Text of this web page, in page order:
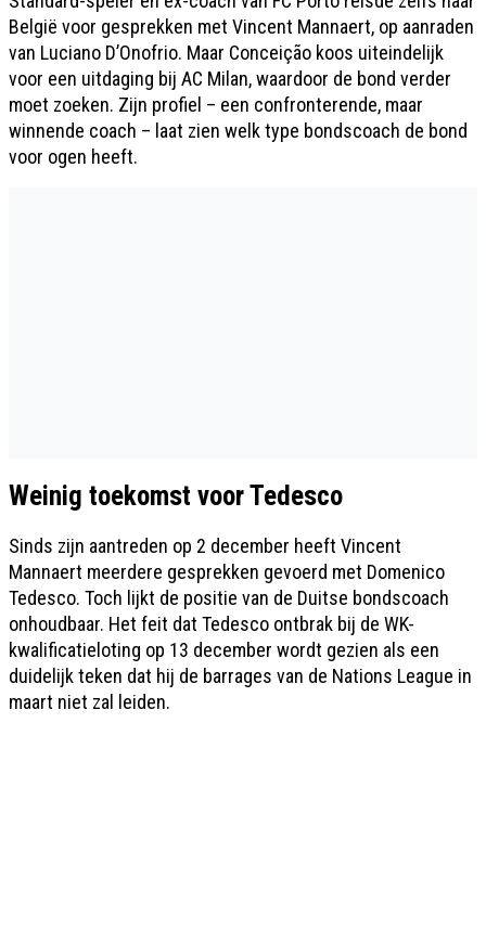
België voor gesprekken met Vincent Mannaert, op aanraden
van Luciano D’Onofrio. Maar Conceição koos uiteindelijk
voor een uitdaging bij AC Milan, waardoor de bond verder
moet zoeken. Zijn profiel – een confronterende, maar
winnende coach – laat zien welk type bondscoach de bond
voor ogen heeft.
Weinig toekomst voor Tedesco
Sinds zijn aantreden op 2 december heeft Vincent
Mannaert meerdere gesprekken gevoerd met Domenico
Tedesco. Toch lijkt de positie van de Duitse bondscoach
onhoudbaar. Het feit dat Tedesco ontbrak bij de WK-
kwalificatieloting op 13 december wordt gezien als een
duidelijk teken dat hij de barrages van de Nations League in
maart niet zal leiden.